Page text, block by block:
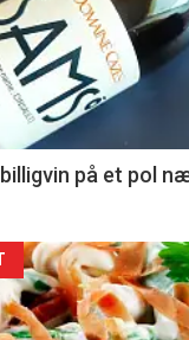
på et pol